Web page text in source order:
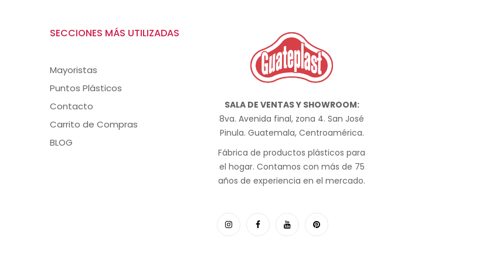
SECCIONES MÁS UTILIZADAS
Mayoristas
Puntos Plásticos
Contacto
Carrito de Compras
BLOG
SALA DE VENTAS Y SHOWROOM:
8va. Avenida final, zona 4. San José
Pinula. Guatemala, Centroamérica.
Fábrica de productos plásticos para
el hogar. Contamos con más de 75
años de experiencia en el mercado.